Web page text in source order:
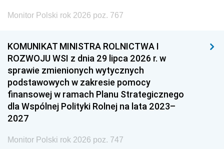
Monitor Polski rok 2026 poz. 767
KOMUNIKAT MINISTRA ROLNICTWA I
ROZWOJU WSI z dnia 29 lipca 2026 r. w
sprawie zmienionych wytycznych
podstawowych w zakresie pomocy
finansowej w ramach Planu Strategicznego
dla Wspólnej Polityki Rolnej na lata 2023–
2027
Monitor Polski rok 2026 poz. 747